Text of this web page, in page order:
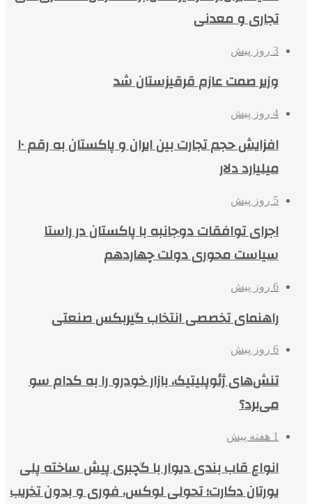
تجاری و معدنی
3 روز پیش
وزیر صمت عازم قرقیزستان شد
4 روز پیش
افزایش حجم تجارت بین ایران و پاکستان به رقم ۱۰
میلیارد دلار
5 روز پیش
اجرای توافقات دوجانبه با پاکستان در راستا
سیاست محوری دولت چهاردهم
6 روز پیش
راهنمای تخصصی انتخاب گیربکس صنعتی
6 روز پیش
تنش‌های ژئوپلیتیک، بازار خودرو را به کدام سو
می‌برد؟
1 هفته پیش
انواع قاب بندی دیوار با گچبری پیش ساخته پلی
یورتان دکارت؛ تحولی لوکس، فوری و بدون تخریب